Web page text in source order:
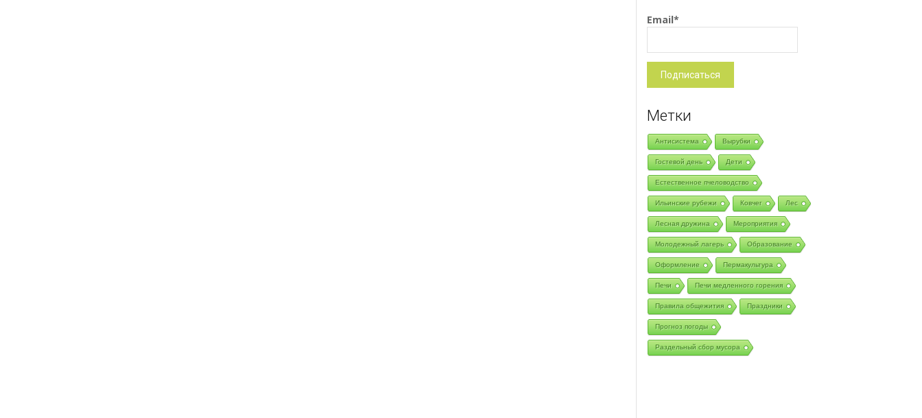
Email*
Метки
Антисистема Вырубки
Гостевой день Дети
Естественное пчеловодство
Ильинские рубежи Ковчег Лес
Лесная дружина Мероприятия
Молодежный лагерь Образование
Оформление Пермакультура
Печи Печи медленного горения
Правила общежития Праздники
Прогноз погоды
Раздельный сбор мусора